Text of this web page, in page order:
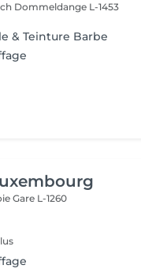
Dommeldange L-1453
& Teinture Barbe
Gare L-1260